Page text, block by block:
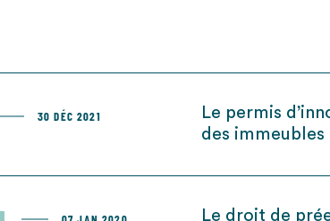
30 DÉC 2021
Le permis
des immeubles
Le droit de